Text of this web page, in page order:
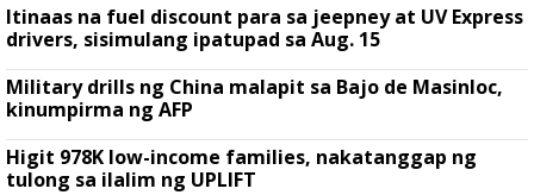
Itinaas na fuel discount para sa jeepney at UV Express
drivers, sisimulang ipatupad sa Aug. 15
Military drills ng China malapit sa Bajo de Masinloc,
kinumpirma ng AFP
Higit 978K low-income families, nakatanggap ng
tulong sa ilalim ng UPLIFT